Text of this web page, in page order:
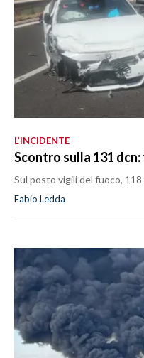
L’INCIDENTE
Scontro sulla 131
Sul posto vigili del fuoco,
Fabio Ledda